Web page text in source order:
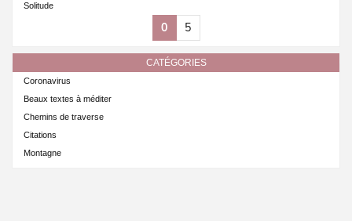
Solitude
0 5
CATÉGORIES
Coronavirus
Beaux textes à méditer
Chemins de traverse
Citations
Montagne